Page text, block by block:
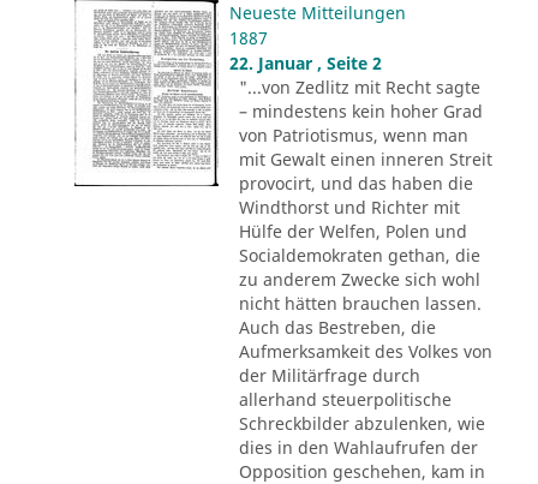
Neueste Mitteilungen
1887
22. Januar , Seite 2
"...von Zedlitz mit Recht sagte
– mindestens kein hoher Grad
von Patriotismus, wenn man
mit Gewalt einen inneren Streit
provocirt, und das haben die
Windthorst und Richter mit
Hülfe der Welfen, Polen und
Socialdemokraten gethan, die
zu anderem Zwecke sich wohl
nicht hätten brauchen lassen.
Auch das Bestreben, die
Aufmerksamkeit des Volkes von
der Militärfrage durch
allerhand steuerpolitische
Schreckbilder abzulenken, wie
dies in den Wahlaufrufen der
Opposition geschehen, kam in